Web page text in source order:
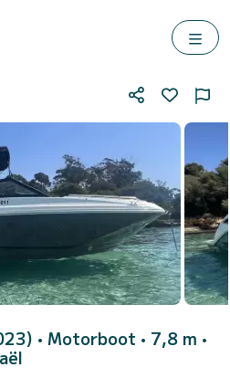
• Motorboot • 7,8 m •